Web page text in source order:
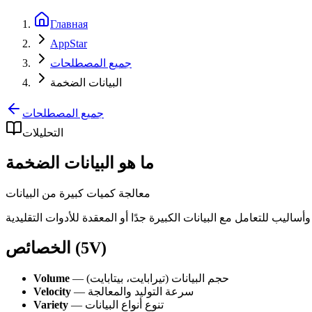
Главная
AppStar
جميع المصطلحات
البيانات الضخمة
جميع المصطلحات
التحليلات
ما هو البيانات الضخمة
معالجة كميات كبيرة من البيانات
الخصائص (5V)
Volume
— حجم البيانات (تيرابايت، بيتابايت)
Velocity
— سرعة التوليد والمعالجة
Variety
— تنوع أنواع البيانات